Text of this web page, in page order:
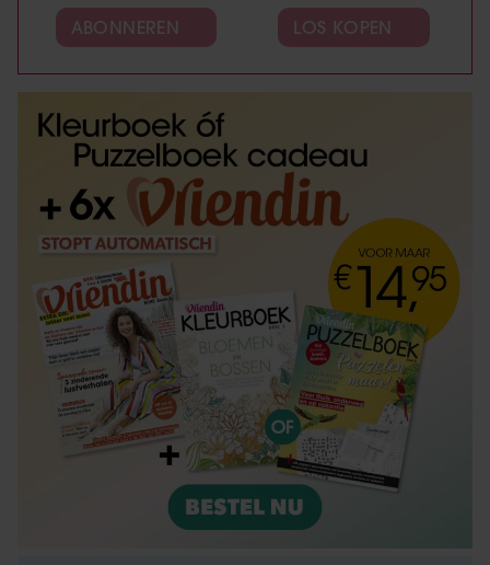
ABONNEREN LOS KOPEN